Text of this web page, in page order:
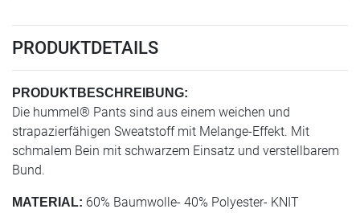
PRODUKTDETAILS
PRODUKTBESCHREIBUNG:
Die hummel® Pants sind aus einem weichen und
strapazierfähigen Sweatstoff mit Melange-Effekt. Mit
schmalem Bein mit schwarzem Einsatz und verstellbarem
Bund.
MATERIAL: 60% Baumwolle- 40% Polyester- KNIT